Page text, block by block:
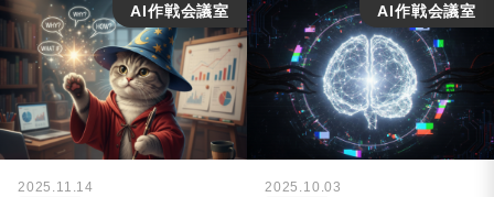
2025.11.14
AI作戦会議室
2025.10.03
AI作戦会議室